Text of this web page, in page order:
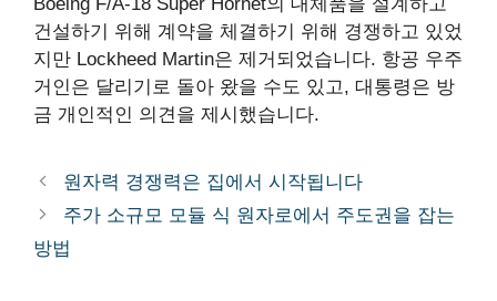
건설하기 위해 계약을 체결하기 위해 경쟁하고 있었
지만 Lockheed Martin은 제거되었습니다. 항공 우주
거인은 달리기로 돌아 왔을 수도 있고, 대통령은 방
금 개인적인 의견을 제시했습니다.
원자력 경쟁력은 집에서 시작됩니다
주가 소규모 모듈 식 원자로에서 주도권을 잡는
방법